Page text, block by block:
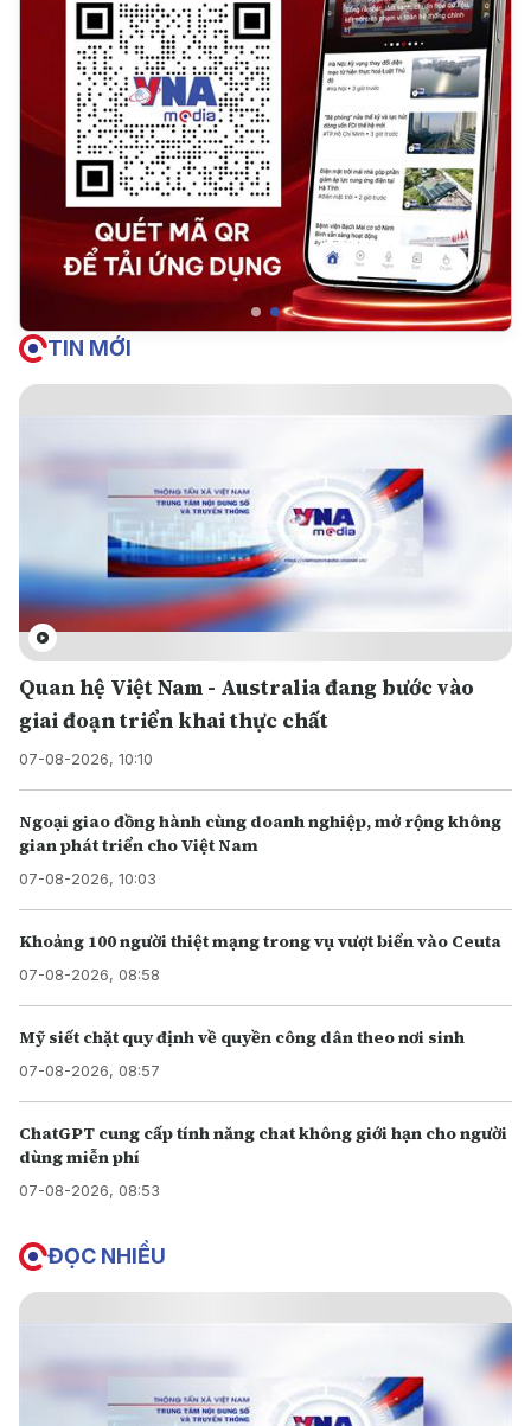
TIN MỚI
Quan hệ Việt Nam - Australia đang bước vào
giai đoạn triển khai thực chất
07-08-2026, 10:10
Ngoại giao đồng hành cùng doanh nghiệp, mở rộng không
gian phát triển cho Việt Nam
07-08-2026, 10:03
Khoảng 100 người thiệt mạng trong vụ vượt biển vào Ceuta
07-08-2026, 08:58
Mỹ siết chặt quy định về quyền công dân theo nơi sinh
07-08-2026, 08:57
ChatGPT cung cấp tính năng chat không giới hạn cho người
dùng miễn phí
07-08-2026, 08:53
ĐỌC NHIỀU